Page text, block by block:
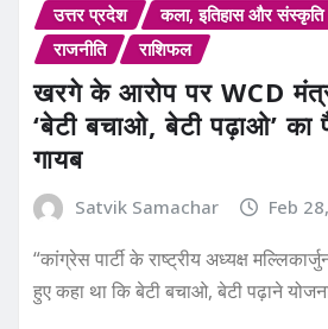
उत्तर प्रदेश कला, इतिहास और संस्कृति
राजनीति
राशिफल
खरगे के आरोप पर WCD
‘बेटी बचाओ, बेटी पढ़ाओ’
गायब
Satvik Samachar Feb
“कांग्रेस पार्टी के राष्ट्रीय अध्यक्ष
हुए कहा था कि बेटी बचाओ, बेटी पढ़ाने